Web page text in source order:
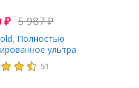
₽ 5 987₽
Полностью
ультра
масло Эму, 750 мг, 90
гелевых капсул
51